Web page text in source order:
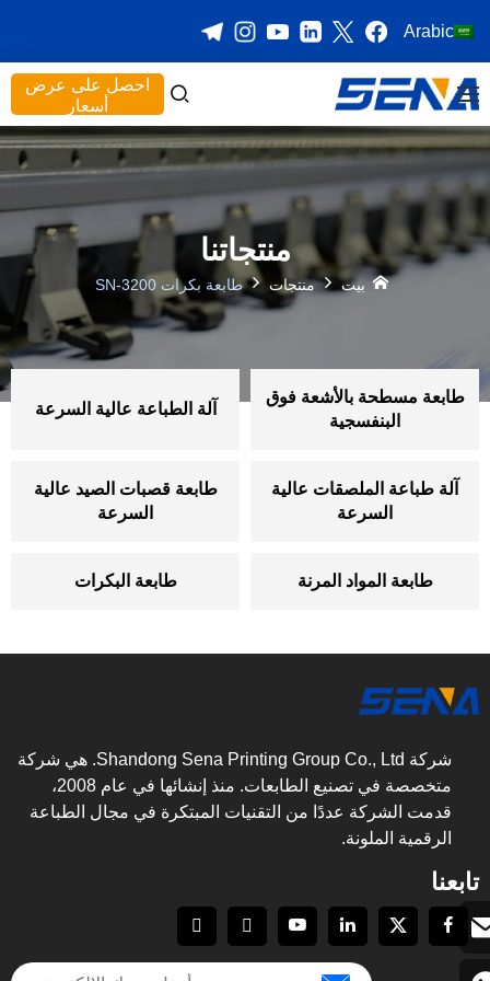
Arabic
احصل على عرض
أسعار
منتجاتنا
بيت منتجات طابعة بكرات SN-3200
طابعة مسطحة بالأشعة فوق
البنفسجية
آلة الطباعة عالية السرعة
آلة طباعة الملصقات عالية
السرعة
طابعة قصبات الصيد عالية
السرعة
طابعة المواد المرنة طابعة البكرات
شركة Shandong Sena Printing Group Co., Ltd. هي شركة
متخصصة في تصنيع الطابعات. منذ إنشائها في عام 2008،
قدمت الشركة عددًا من التقنيات المبتكرة في مجال الطباعة
الرقمية الملونة.
تابعنا